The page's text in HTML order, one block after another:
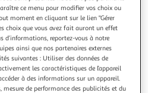
DES FAUVES, Levy Marc
série 9 ! Maya a disparu. Une
sur le terrain pour les
à déjouer la
fauves, une poignée de
nos libertés. Leur plan : créer le
le prix de ce produit ?
ce menu pour modifier vos choix ou
moment en cliquant sur le lien "Gérer
choix que vous avez fait auront un effet
d’informations, reportez-vous à notre
ainsi que nos partenaires externes
suivantes : Utiliser des données de
les caractéristiques de l’appareil
à des informations sur un appareil.
mesure de performance des publicités et du